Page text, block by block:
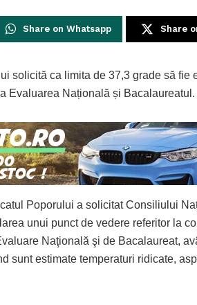
Share on Whatsapp Share
solicită ca limita de 37,3 grade să
Evaluarea Națională și Bacalaureatul.
Poporului a solicitat Consiliului
unui punct de vedere referitor la
Naţională şi de Bacalaureat,
sunt estimate temperaturi ridicate,